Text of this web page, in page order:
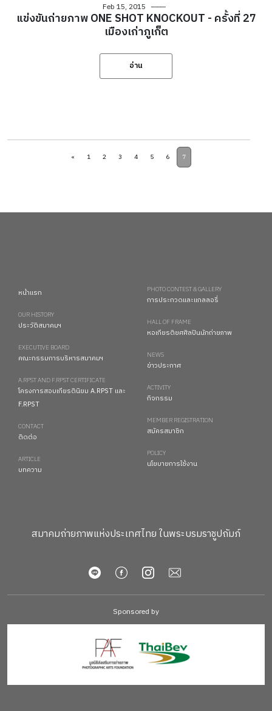
Feb 15, 2015
แข่งขันถ่ายภาพ ONE SHOT KNOCKOUT - ครั้งที่ 27
เมืองเก่าภูเก็ต
อ่าน
« 1 2 3 4 5 6 7
หน้าแรก
OUR HISTORY
ประวัติสมาคมฯ
EXECUTIVE BOARD
คณะกรรมการบริหารสมาคมฯ
A.RPST AND F.RPST CERTIFICATE
โครงการสอบเกียรตินิยม A.RPST และ
F.RPST
CONTACT
ติดต่อ
ARTICLE
บทความ
PHOTO CONTEST & GALLERY
การประกวดและแกลลอรี่
HALL OF FRAME
หอเกียรติยศศิลปินนักถ่ายภาพ
NEWS
ข่าวประกาศ
ACTIVITY
กิจกรรม
MEMBER REGISTRATION
สมัครสมาชิก
POLICY
นโยบายการใช้งาน
สมาคมถ่ายภาพแห่งประเทศไทย ในพระบรมราชูปถัมภ์
Sponsored by